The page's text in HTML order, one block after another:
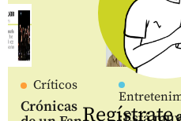
Críticos
Crónicas Regístrate